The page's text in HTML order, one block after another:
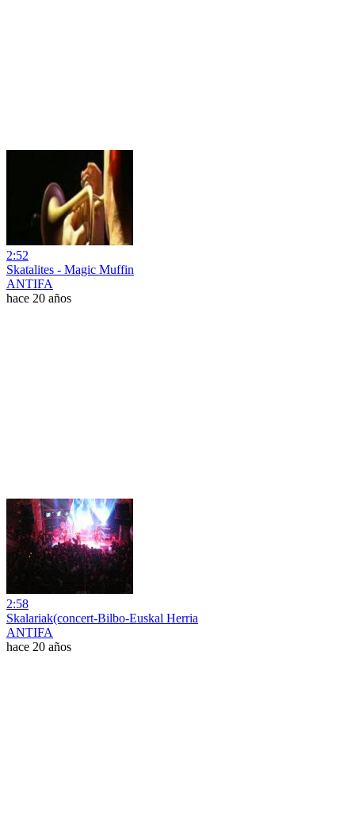
2:52
Skatalites - Magic Muffin
ANTIFA
hace 20 años
2:58
Skalariak(concert-Bilbo-Euskal Herria
ANTIFA
hace 20 años